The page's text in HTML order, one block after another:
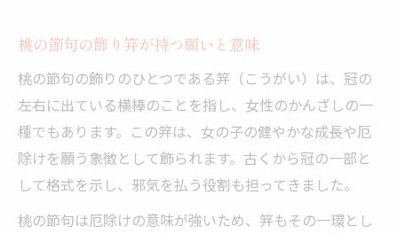
桃の節句の飾り笄が持つ願いと意味
桃の節句の飾りのひとつである笄（こうがい）は、冠の
左右に出ている横棒のことを指し、女性のかんざしの一
種でもあります。この笄は、女の子の健やかな成長や厄
除けを願う象徴として飾られます。古くから冠の一部と
して格式を示し、邪気を払う役割も担ってきました。
桃の節句は厄除けの意味が強いため、笄もその一環とし